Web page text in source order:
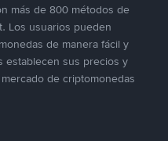
más de 800 métodos de
Los usuarios pueden
de manera fácil y
establecen sus precios y
de criptomonedas